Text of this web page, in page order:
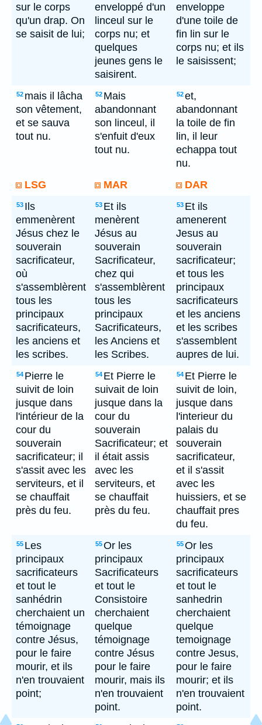
sur le corps
qu'un drap. On
se saisit de lui;
enveloppé d'un
linceul sur le
corps nu; et
quelques
jeunes gens le
saisirent.
enveloppe
d'une toile de
fin lin sur le
corps nu; et ils
le saisissent;
52 mais il lâcha
son vêtement,
et se sauva
tout nu.
52 Mais
abandonnant
son linceul, il
s'enfuit d'eux
tout nu.
52et,
abandonnant
la toile de fin
lin, il leur
echappa tout
nu.
LSG
MAR DAR
53 Ils
emmenèrent
Jésus chez le
souverain
sacrificateur,
où
s'assemblèrent
tous les
principaux
sacrificateurs,
les anciens et
les scribes.
53 Et ils
menèrent
Jésus au
souverain
Sacrificateur,
chez qui
s'assemblèrent
tous les
principaux
Sacrificateurs,
les Anciens et
les Scribes.
53 Et ils
amenerent
Jesus au
souverain
sacrificateur;
et tous les
principaux
sacrificateurs
et les anciens
et les scribes
s'assemblent
aupres de lui.
54 Pierre le
suivit de loin
jusque dans
l'intérieur de la
cour du
souverain
sacrificateur; il
s'assit avec les
serviteurs, et il
se chauffait
près du feu.
54 Et Pierre le
suivait de loin
jusque dans la
cour du
souverain
Sacrificateur; et
il était assis
avec les
serviteurs, et
se chauffait
près du feu.
54 Et Pierre le
suivit de loin,
jusque dans
l'interieur du
palais du
souverain
sacrificateur,
et il s'assit
avec les
huissiers, et se
chauffait pres
du feu.
55 Les
principaux
sacrificateurs
et tout le
sanhédrin
cherchaient un
témoignage
contre Jésus,
pour le faire
mourir, et ils
n'en trouvaient
point;
55Or les
principaux
Sacrificateurs
et tout le
Consistoire
cherchaient
quelque
témoignage
contre Jésus
pour le faire
mourir, mais ils
n'en trouvaient
point.
55Or les
principaux
sacrificateurs
et tout le
sanhedrin
cherchaient
quelque
temoignage
contre Jesus,
pour le faire
mourir; et ils
n'en trouvaient
point.